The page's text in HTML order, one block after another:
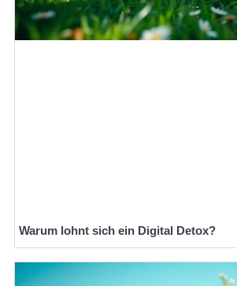
Warum lohnt sich ein Digital Detox?